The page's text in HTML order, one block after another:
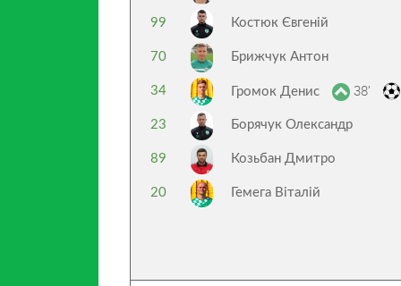
99 Костюк Євгеній
70 Брижчук Антон
34 Громок Денис 38’
23 Борячук Олександр
89 Козьбан Дмитро
20 Гемега Віталій